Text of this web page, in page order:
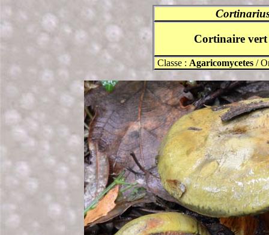
Cortinaire vert
Classe : Agaricomycetes /